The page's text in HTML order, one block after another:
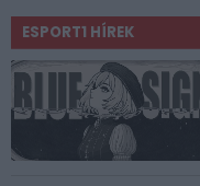
ESPORT1 HÍREK